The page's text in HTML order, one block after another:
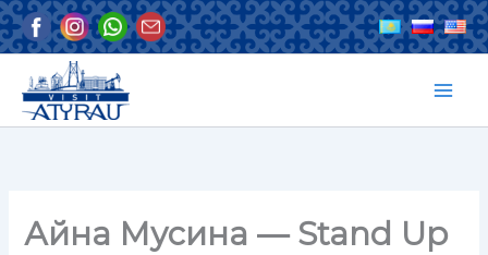
Skip
to
Айна Мусина — Stand Up